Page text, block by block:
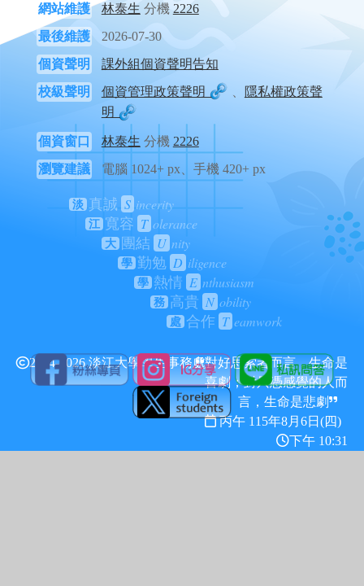
網站維護
林泰生 分機 2226
最後維護
2026-07-30
個資聲明
課外組個資聲明告知
校級聲明
個資管理政策聲明
隱私權政策聲
明
個資窗口 林泰生 分機 2226
瀏覽建議
電腦 1024+ px、手機 420+ px
淡 真誠 S incerity
江 寬容 T olerance
大 團結 U nity
學 勤勉 D iligence
學 熱情 E nthusiasm
務 高貴 N obility
處 合作 T eamwork
2024-2026 淡江大學學生事務處對好思索者而言，生命是
喜劇；對只憑感覺的人而
言，生命是悲劇
丙午 115年8月6日(四)
下午 10:31